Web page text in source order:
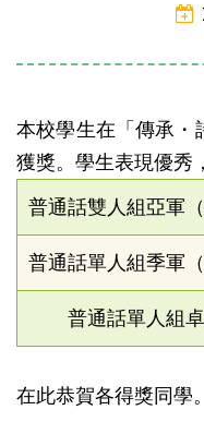
本校學生在「傳承・
獲獎。學生表現優秀
普通話雙人組亞軍（
普通話單人組季軍（
普通話單人組
在此恭賀各得獎同學。